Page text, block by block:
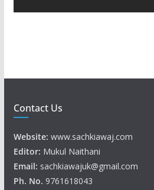
Contact Us
Website: www.sachkiawaj.com
Editor: Mukul Naithani
Email: sachkiawajuk@gmail.com
Ph. No. 9761618043